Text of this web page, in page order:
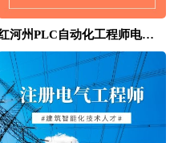
红河州PLC自动化工程师电工基础班